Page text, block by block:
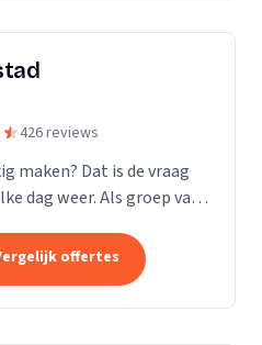
426 reviews
maken? Dat is de vraag
dag weer. Als groep van
en in de woningbouw.
offertes